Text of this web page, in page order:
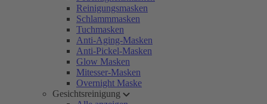
Reinigungsmasken
Schlammmasken
Tuchmasken
Anti-Aging-Masken
Anti-Pickel-Masken
Glow Masken
Mitesser-Masken
Overnight Maske
Gesichtsreinigung